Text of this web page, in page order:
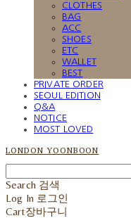
CLOTHES
BAG
ACC
SHOES
ETC
WALLET
BEST
PRIVATE ORDER
SEOUL EDITION
Q&A
NOTICE
MOST LOVED
LONDON YOONBOON
Search 검색
Log In 로그인
Cart장바구니